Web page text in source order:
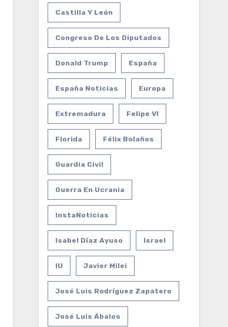
Castilla Y León
Congreso De Los Diputados
Donald Trump España
España Noticias Europa
Extremadura Felipe VI
Florida Félix Bolaños
Guardia Civil
Guerra En Ucrania
InstaNoticias
Isabel Díaz Ayuso Israel
IU Javier Milei
José Luis Rodríguez Zapatero
José Luis Ábalos